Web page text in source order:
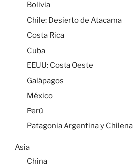
Bolivia
Chile: Desierto de Atacama
Costa Rica
Cuba
EEUU: Costa Oeste
Galápagos
México
Perú
Patagonia Argentina y Chilena
Asia
China